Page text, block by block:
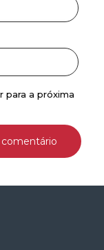
para a próxima